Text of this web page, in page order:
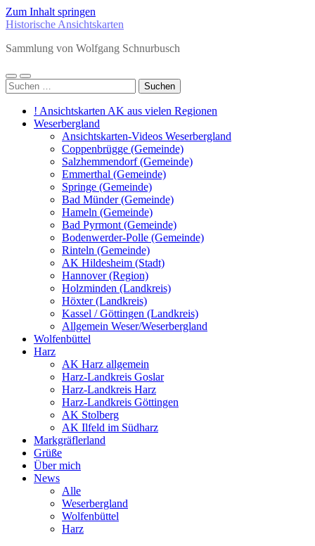
Zum Inhalt springen
Historische Ansichtskarten
Sammlung von Wolfgang Schnurbusch
Mobile-
Menü
Suchfeld
ein-/ausblenden
Suchen
nach:
! Ansichtskarten AK aus vielen Regionen
Weserbergland
Ansichtskarten-Videos Weserbergland
Coppenbrügge (Gemeinde)
Salzhemmendorf (Gemeinde)
Emmerthal (Gemeinde)
Springe (Gemeinde)
Bad Münder (Gemeinde)
Hameln (Gemeinde)
Bad Pyrmont (Gemeinde)
Bodenwerder-Polle (Gemeinde)
Rinteln (Gemeinde)
AK Hildesheim (Stadt)
Hannover (Region)
Holzminden (Landkreis)
Höxter (Landkreis)
Kassel / Göttingen (Landkreis)
Allgemein Weser/Weserbergland
Wolfenbüttel
Harz
AK Harz allgemein
Harz-Landkreis Goslar
Harz-Landkreis Harz
Harz-Landkreis Göttingen
AK Stolberg
AK Ilfeld im Südharz
Markgräflerland
Grüße
Über mich
News
Alle
Weserbergland
Wolfenbüttel
Harz